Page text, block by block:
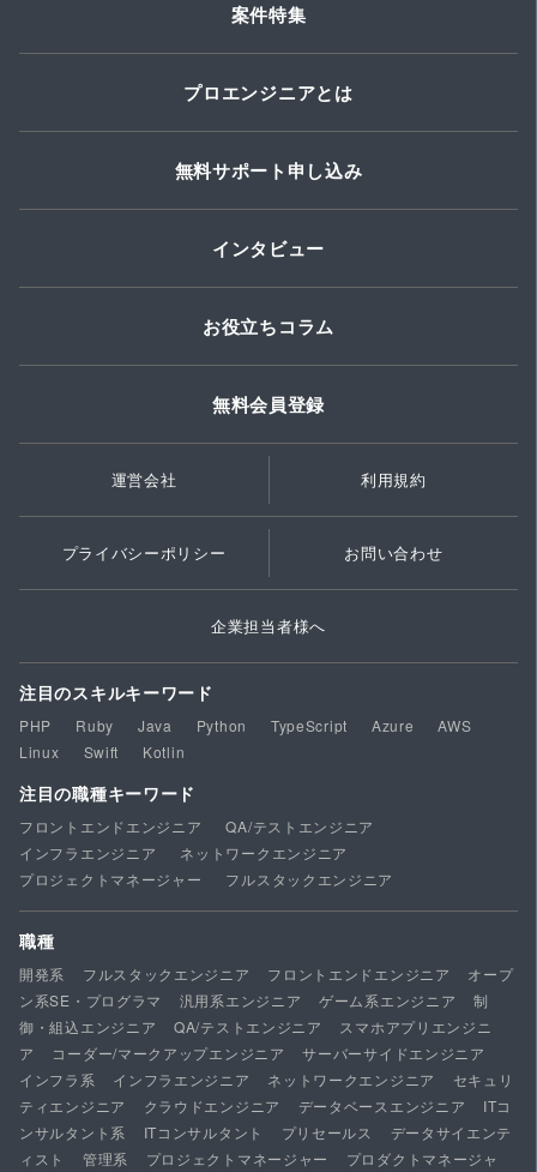
案件特集
プロエンジニアとは
無料サポート申し込み
インタビュー
お役立ちコラム
無料会員登録
運営会社 利用規約
プライバシーポリシー お問い合わせ
企業担当者様へ
注目のスキルキーワード
PHP Ruby Java Python TypeScript Azure
AWS
Linux
Swift Kotlin
注目の職種キーワード
フロントエンドエンジニア
QA/テストエンジニア
インフラエンジニア
ネットワークエンジニア
プロジェクトマネージャー
フルスタックエンジニア
職種
開発系 フルスタックエンジニア フロントエンドエンジニア
オープ
ン系SE・プログラマ
汎用系エンジニア ゲーム系エンジニア
制
御・組込エンジニア
QA/テストエンジニア
スマホアプリエンジニ
ア
コーダー/マークアップエンジニア
サーバーサイドエンジニア
インフラ系
インフラエンジニア ネットワークエンジニア
セキュリ
ティエンジニア
クラウドエンジニア データベースエンジニア
ITコ
ンサルタント系
ITコンサルタント プリセールス
データサイエンテ
ィスト
管理系 プロジェクトマネージャー
プロダクトマネージャ